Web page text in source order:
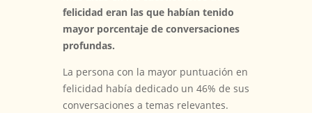
felicidad eran las que habían tenido
mayor porcentaje de conversaciones
profundas.
La persona con la mayor puntuación en
felicidad había dedicado un 46% de sus
conversaciones a temas relevantes.